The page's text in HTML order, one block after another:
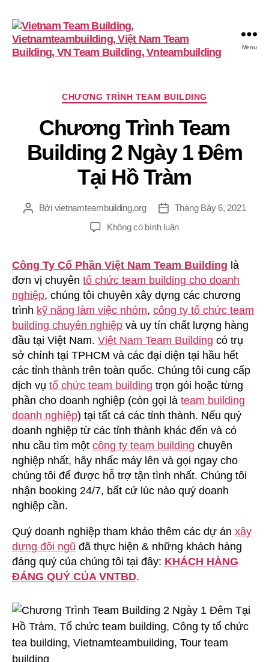
VietnamTeambuilding
Menu
Chuyên
CHƯƠNG TRÌNH TEAM BUILDING
Chương Trình Team
Building 2 Ngày 1 Đêm
Tại Hồ Tràm
TácBởi vietnamteambuilding.org
Ngày
đăng
Tháng Bảy 6, 2021
Không có bình luậnở
Team
Building
2
Ngày
1
Đêm
Tại
Hồ
Tràm
Công Ty Cổ Phần Việt Nam Team Building là
đơn vị chuyên tổ chức team building cho doanh
nghiệp, chúng tôi chuyên xây dựng các chương
trình kỹ năng làm việc nhóm, công ty tổ chức team
building chuyên nghiệp và uy tín chất lượng hàng
đầu tại Việt Nam. Việt Nam Team Building có trụ
sở chính tại TPHCM và các đại diện tại hầu hết
các tỉnh thành trên toàn quốc. Chúng tôi cung cấp
dịch vụ tổ chức team building trọn gói hoặc từng
phần cho doanh nghiệp (còn gọi là team building
doanh nghiệp) tại tất cả các tỉnh thành. Nếu quý
doanh nghiệp từ các tỉnh thành khác đến và có
nhu cầu tìm một công ty team building chuyên
nghiệp nhất, hãy nhấc máy lên và gọi ngay cho
chúng tôi để được hỗ trợ tận tình nhất. Chúng tôi
nhận booking 24/7, bất cứ lúc nào quý doanh
nghiệp cần.
Quý doanh nghiệp tham khảo thêm các dự án xây
dựng đội ngũ đã thực hiện & những khách hàng
đáng quý của chúng tôi tại đây: KHÁCH HÀNG
ĐÁNG QUÝ CỦA VNTBD.